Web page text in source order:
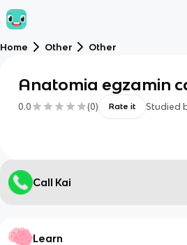
Home Other Other
Anatomia egzamin
0.0 (0) Rate it Studied
Call Kai
Learn